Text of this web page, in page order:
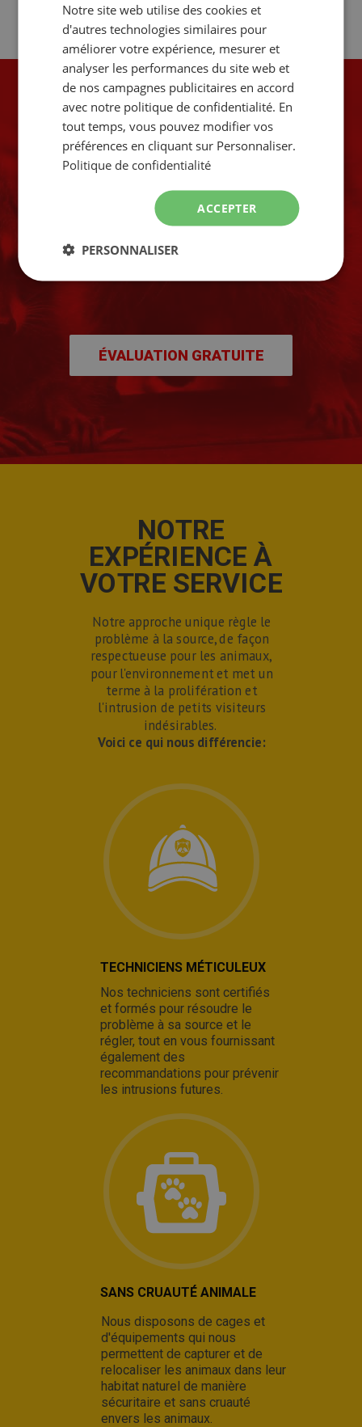
NOTRE
EXPÉRIENCE À
VOTRE SERVICE
Notre approche unique règle le
problème à la source, de façon
respectueuse pour les animaux,
pour l'environnement et met un
terme à la prolifération et
l'intrusion de petits visiteurs
indésirables.
Voici ce qui nous différencie:
Nos techniciens sont certifiés
et formés pour résoudre le
problème à sa source et le
régler, tout en vous fournissant
également des
recommandations pour prévenir
les intrusions futures.
SANS CRUAUTÉ ANIMALE
AGISSEZ
RAPIDEMENT!
Avant qu'ils
s'installent dans
ÉVALUATION GRATUITE
Nous disposons de cages et
d'équipements qui nous
permettent de capturer et de
relocaliser les animaux dans leur
habitat naturel de manière
sécuritaire et sans cruauté
envers les animaux.
TECHNICIENS MÉTICULEUX
Notre site web utilise des cookies et
d'autres technologies similaires pour
améliorer votre expérience, mesurer et
analyser les performances du site web et
de nos campagnes publicitaires en accord
avec notre politique de confidentialité. En
tout temps, vous pouvez modifier vos
préférences en cliquant sur Personnaliser.
Politique de confidentialité
ACCEPTER
PERSONNALISER